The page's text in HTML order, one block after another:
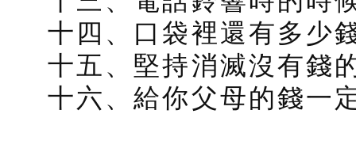
十四、口袋裡還有多少
十五、堅持消滅沒有錢
十六、給你父母的錢一